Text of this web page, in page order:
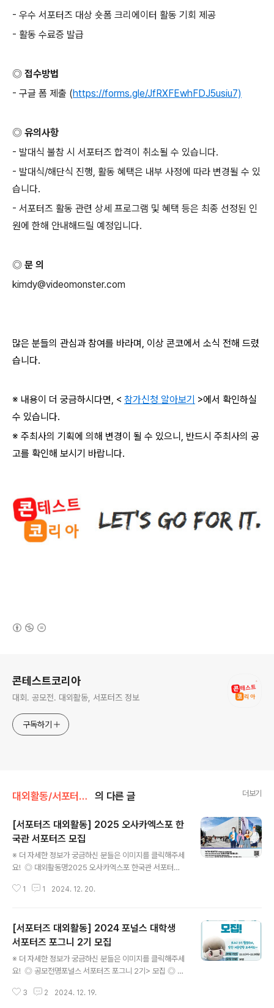
- 우수 서포터즈 대상 숏폼 크리에이터 활동 기회 제공
- 활동 수료증 발급
◎ 접수방법
- 구글 폼 제출 (https://forms.gle/JfRXFEwhFDJ5usiu7)
◎ 유의사항
- 발대식 불참 시 서포터즈 합격이 취소될 수 있습니다.
- 발대식/해단식 진행, 활동 혜택은 내부 사정에 따라 변경될 수 있
습니다.
- 서포터즈 활동 관련 상세 프로그램 및 혜택 등은 최종 선정된 인
원에 한해 안내해드릴 예정입니다.
◎ 문 의
kimdy@videomonster.com
많은 분들의 관심과 참여를 바라며, 이상 콘코에서 소식 전해 드렸
습니다.
※ 내용이 더 궁금하시다면, < 참가신청 알아보기 >에서 확인하실
수 있습니다.
※ 주최사의 기획에 의해 변경이 될 수 있으니, 반드시 주최사의 공
고를 확인해 보시기 바랍니다.
콘테스트코리아
대회. 공모전. 대외활동, 서포터즈 정보
구독하기
대외활동/서포터즈 • 기자단 의 다른 글 더보기
[서포터즈 대외활동] 2025 오사카엑스포 한
국관 서포터즈 모집
※ 더 자세한 정보가 궁금하신 분들은 이미지를 클릭해주세
요! ◎ 대외활동명2025 오사카엑스포 한국관 서포터즈
투자진흥공사) ◎ 모집 기간2024년 12월 10일(화) ~ 22
교육 : 2025년 4월 5일부터 진행 예정- 오사카엑스포 한
국관 현장 활동 : 2025년 4월 13일 ~ 10월 13일 ◎ 활동
내용오사카엑스포 한국관 관람객 관리, 전시 안내, 체험 프
로그램 운영, 사무국 보조, 홍보 등 ◎ 혜택/특전- KOTRA
왕복 항복권 지원, 숙소 및 근무 중 1회/일 식사..
1 1 2024. 12. 20.
[서포터즈 대외활동] 2024 포널스 대학생
서포터즈 포그니 2기 모집
※ 더 자세한 정보가 궁금하신 분들은 이미지를 클릭해주세
요! ◎ 공모전명포널스 서포터즈 포그니 2기> 모집 ◎ 접
모집인원30명 ◎ 참가방법1. 포그니2기>모집 구글폼 작
3 2 2024. 12. 19.